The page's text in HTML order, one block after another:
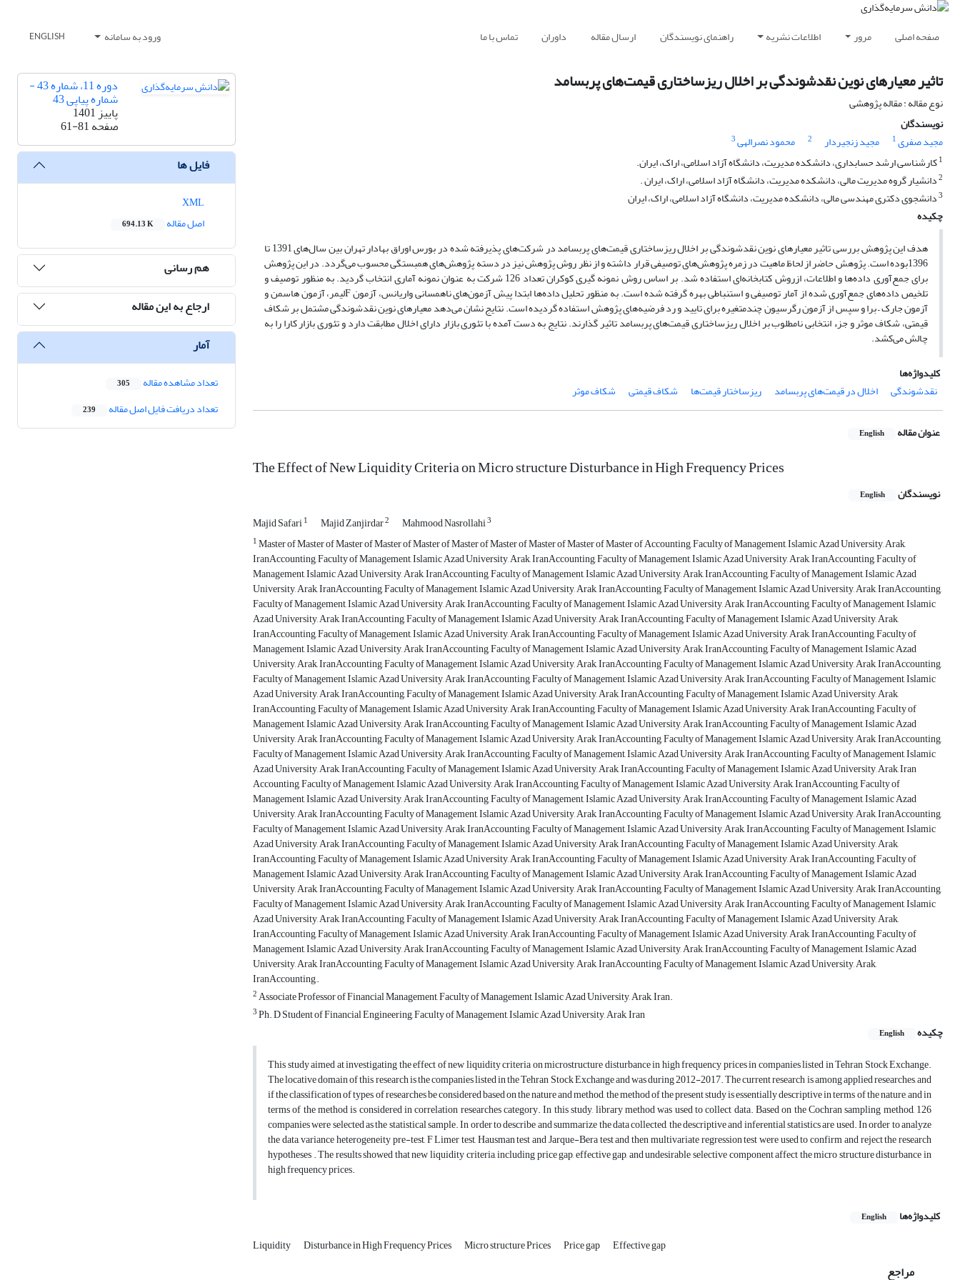
صفحه اصلی مرور اطلاعات نشریه راهنمای نویسندگان ارسال مقاله داوران تماس با ما ورود به سامانه ENGLISH
تاثیر معیارهای نوین نقدشوندگی بر اخلال ریزساختاری قیمت‌های پربسامد
نوع مقاله : مقاله پژوهشی
نویسندگان
مجید صفری1 مجید زنجیردار 2 محمود نصرالهی3
1کارشناسی ارشد حسابداری، دانشکده مدیریت، دانشگاه آزاد اسلامی، اراک، ایران.
2دانشیار گروه مدیریت مالی، دانشکده مدیریت، دانشگاه آزاد اسلامی، اراک، ایران .
3دانشجوی دکتری مهندسی مالی، دانشکده مدیریت، دانشگاه آزاد اسلامی، اراک، ایران
چکیده
هدف این پژوهش بررسی تاثیر معیارهای نوین نقدشوندگی بر اخلال ریزساختاری قیمت‌های پربسامد در شرکت‌های پذیرفته شده در بورس اوراق بهادار تهران بین سال‌های 1391 تا
1396بوده است. پژوهش حاضر از لحاظ ماهیت در زمره پژوهش‌های توصیفی قرار داشته و از نظر روش پژوهش نیز در دسته پژوهش‌های همبستگی محسوب می‌گردد. در این پژوهش
برای جمع‌آوری داده‌ها و اطلاعات، ازروش کتابخانه‌ای استفاده شد. بر اساس روش نمونه گیری کوکران تعداد 126 شرکت به عنوان نمونه آماری انتخاب گردید. به منظور توصیف و
تلخیص داده‌های جمع‌آوری شده از آمار توصیفی و استنباطی بهره گرفته شده است. به منظور تحلیل داده‌ها ابتدا پیش آزمون‌های ناهمسانی واریانس، آزمون Fلیمر، آزمون هاسمن و
آزمون جارک – برا و سپس از آزمون رگرسیون چند‌متغیره برای تایید و رد فرضیه‌های پژوهش استفاده گردیده است. نتایج نشان می‌دهد معیارهای نوین نقدشوندگی مشتمل بر شکاف
قیمتی، شکاف موثر و جزء انتخابی نامطلوب بر اخلال ریزساختاری قیمت‌های پربسامد تاثیر گذارند. نتایج به دست آمده با تئوری بازار دارای اخلال مطابقت دارد و تئوری بازار کارا را به
چالش می‌کشد.
کلیدواژه‌ها
نقدشوندگی
اخلال در قیمت‌های پربسامد ریزساختار قیمت‌ها شکاف قیمتی شکاف موثر
عنوان مقاله English
The Effect of New Liquidity Criteria on Micro structure Disturbance in High Frequency Prices
نویسندگان English
Majid Safari1 Majid Zanjirdar2 Mahmood Nasrollahi3
1Master of Master of Master of Master of Master of Master of Master of Master of Master of Master of Accounting, Faculty of Management, Islamic Azad University, Arak,
IranAccounting, Faculty of Management, Islamic Azad University, Arak, IranAccounting, Faculty of Management, Islamic Azad University, Arak, IranAccounting, Faculty of
Management, Islamic Azad University, Arak, IranAccounting, Faculty of Management, Islamic Azad University, Arak, IranAccounting, Faculty of Management, Islamic Azad
University, Arak, IranAccounting, Faculty of Management, Islamic Azad University, Arak, IranAccounting, Faculty of Management, Islamic Azad University, Arak, IranAccounting,
Faculty of Management, Islamic Azad University, Arak, IranAccounting, Faculty of Management, Islamic Azad University, Arak, IranAccounting, Faculty of Management, Islamic
Azad University, Arak, IranAccounting, Faculty of Management, Islamic Azad University, Arak, IranAccounting, Faculty of Management, Islamic Azad University, Arak,
IranAccounting, Faculty of Management, Islamic Azad University, Arak, IranAccounting, Faculty of Management, Islamic Azad University, Arak, IranAccounting, Faculty of
Management, Islamic Azad University, Arak, IranAccounting, Faculty of Management, Islamic Azad University, Arak, IranAccounting, Faculty of Management, Islamic Azad
University, Arak, IranAccounting, Faculty of Management, Islamic Azad University, Arak, IranAccounting, Faculty of Management, Islamic Azad University, Arak, IranAccounting,
Faculty of Management, Islamic Azad University, Arak, IranAccounting, Faculty of Management, Islamic Azad University, Arak, IranAccounting, Faculty of Management, Islamic
Azad University, Arak, IranAccounting, Faculty of Management, Islamic Azad University, Arak, IranAccounting, Faculty of Management, Islamic Azad University, Arak,
IranAccounting, Faculty of Management, Islamic Azad University, Arak, IranAccounting, Faculty of Management, Islamic Azad University, Arak, IranAccounting, Faculty of
Management, Islamic Azad University, Arak, IranAccounting, Faculty of Management, Islamic Azad University, Arak, IranAccounting, Faculty of Management, Islamic Azad
University, Arak, IranAccounting, Faculty of Management, Islamic Azad University, Arak, IranAccounting, Faculty of Management, Islamic Azad University, Arak, IranAccounting,
Faculty of Management, Islamic Azad University, Arak, IranAccounting, Faculty of Management, Islamic Azad University, Arak, IranAccounting, Faculty of Management, Islamic
Azad University, Arak, IranAccounting, Faculty of Management, Islamic Azad University, Arak, IranAccounting, Faculty of Management, Islamic Azad University, Arak, Iran
Accounting, Faculty of Management, Islamic Azad University, Arak, IranAccounting, Faculty of Management, Islamic Azad University, Arak, IranAccounting, Faculty of
Management, Islamic Azad University, Arak, IranAccounting, Faculty of Management, Islamic Azad University, Arak, IranAccounting, Faculty of Management, Islamic Azad
University, Arak, IranAccounting, Faculty of Management, Islamic Azad University, Arak, IranAccounting, Faculty of Management, Islamic Azad University, Arak, IranAccounting,
Faculty of Management, Islamic Azad University, Arak, IranAccounting, Faculty of Management, Islamic Azad University, Arak, IranAccounting, Faculty of Management, Islamic
Azad University, Arak, IranAccounting, Faculty of Management, Islamic Azad University, Arak, IranAccounting, Faculty of Management, Islamic Azad University, Arak,
IranAccounting, Faculty of Management, Islamic Azad University, Arak, IranAccounting, Faculty of Management, Islamic Azad University, Arak, IranAccounting, Faculty of
Management, Islamic Azad University, Arak, IranAccounting, Faculty of Management, Islamic Azad University, Arak, IranAccounting, Faculty of Management, Islamic Azad
University, Arak, IranAccounting, Faculty of Management, Islamic Azad University, Arak, IranAccounting, Faculty of Management, Islamic Azad University, Arak, IranAccounting,
Faculty of Management, Islamic Azad University, Arak, IranAccounting, Faculty of Management, Islamic Azad University, Arak, IranAccounting, Faculty of Management, Islamic
Azad University, Arak, IranAccounting, Faculty of Management, Islamic Azad University, Arak, IranAccounting, Faculty of Management, Islamic Azad University, Arak,
IranAccounting, Faculty of Management, Islamic Azad University, Arak, IranAccounting, Faculty of Management, Islamic Azad University, Arak, IranAccounting, Faculty of
Management, Islamic Azad University, Arak, IranAccounting, Faculty of Management, Islamic Azad University, Arak, IranAccounting, Faculty of Management, Islamic Azad
University, Arak, IranAccounting, Faculty of Management, Islamic Azad University, Arak, IranAccounting, Faculty of Management, Islamic Azad University, Arak,
IranAccounting,.
2Associate Professor of Financial Management, Faculty of Management, Islamic Azad University, Arak, Iran.
3Ph. D Student of Financial Engineering, Faculty of Management, Islamic Azad University, Arak, Iran
چکیده
English
This study aimed at investigating the effect of new liquidity criteria on microstructure disturbance in high frequency prices in companies listed in Tehran Stock Exchange.
The locative domain of this research is the companies listed in the Tehran Stock Exchange and was during 2012-2017. The current research is among applied researches, and
if the classification of types of researches be considered based on the nature and method, the method of the present study is essentially descriptive in terms of the nature, and in
terms of the method is considered in correlation researches category. In this study, library method was used to collect data. Based on the Cochran sampling method, 126
companies were selected as the statistical sample. In order to describe and summarize the data collected, the descriptive and inferential statistics are used. In order to analyze
the data, variance heterogeneity pre-test, F Limer test, Hausman test and Jarque-Bera test and then multivariate regression test were used to confirm and reject the research
hypotheses . The results showed that new liquidity criteria, including price gap, effective gap, and undesirable selective component affect the micro structure disturbance in
high frequency prices.
کلیدواژه‌ها English
Liquidity Disturbance in High Frequency Prices Micro structure Prices Price gap Effective gap
مراجع
دوره 11، شماره 43 -
شماره پیاپی 43
پاییز 1401
صفحه61-81
فایل ها
اصل مقاله
694.13 K
هم رسانی
ارجاع به این مقاله
آمار
تعداد مشاهده مقاله 305
تعداد دریافت فایل اصل مقاله 239